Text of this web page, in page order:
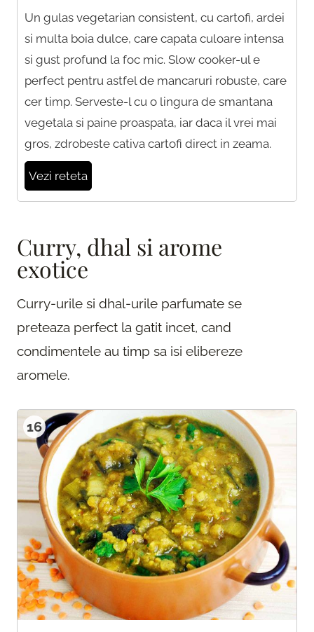
Un gulas vegetarian consistent, cu cartofi, ardei
si multa boia dulce, care capata culoare intensa
si gust profund la foc mic. Slow cooker-ul e
perfect pentru astfel de mancaruri robuste, care
cer timp. Serveste-l cu o lingura de smantana
vegetala si paine proaspata, iar daca il vrei mai
gros, zdrobeste cativa cartofi direct in zeama.
Vezi reteta
Curry, dhal si arome
exotice
Curry-urile si dhal-urile parfumate se
preteaza perfect la gatit incet, cand
condimentele au timp sa isi elibereze
aromele.
16